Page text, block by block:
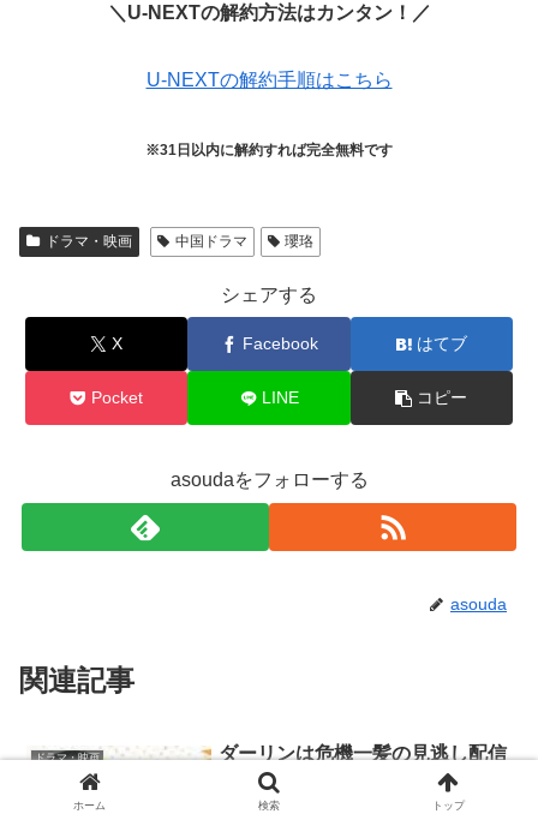
＼U-NEXTの解約方法はカンタン！／
U-NEXTの解約手順はこちら
※31日以内に解約すれば完全無料です
ドラマ・映画 中国ドラマ 瓔珞
シェアする
X Facebook はてブ
Pocket LINE コピー
asoudaをフォローする
asouda
関連記事
ドラマ・映画
ダーリンは危機一髪の見逃し配信
動画を無料視聴する方法！再放送
はいつ？
ホーム 検索 トップ